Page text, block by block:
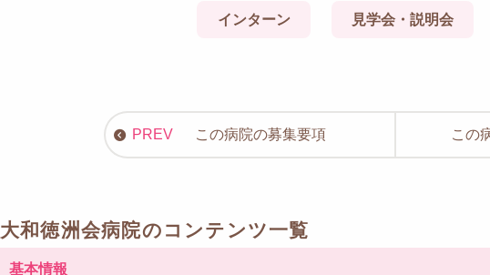
インターン 見学会・説明会
この病院の募集要項 この
大和徳洲会病院のコンテンツ一覧
基本情報